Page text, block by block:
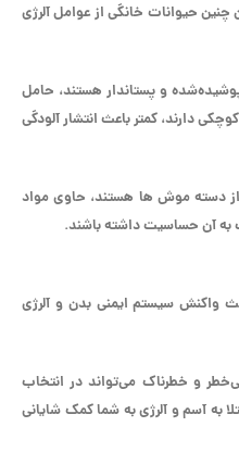
چنین حیوانات خانگی از عوامل آلرژی
و پستاندار هستند، حامل
دارند، کمتر باعث انتشار آلودگی
از دسته موش ها هستند، حاوی مواد
آن حساسیت داشته باشند.
واکنش سیستم ایمنی بدن و آلرژی
و خطرناک می‌تواند در انتخاب
به آسم و آلرژی به شما کمک شایانی